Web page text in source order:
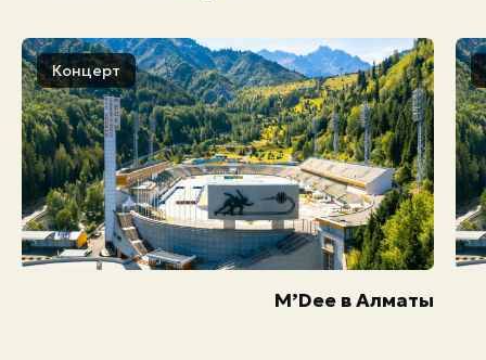
Концерт
M’Dee в Алматы